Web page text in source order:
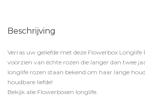
Beschrijving
Verras uw geliefde met deze Flowerbox
voorzien van échte rozen die langer dan twee
longlife rozen staan bekend om haar lange
houdbare liefde!
Bekijk alle Flowerboxen longlife.